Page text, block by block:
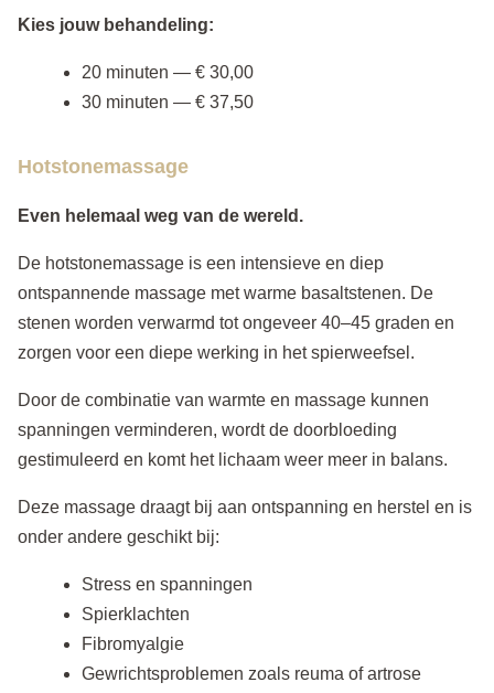
Kies jouw behandeling:
20 minuten — € 30,00
30 minuten — € 37,50
Hotstonemassage
Even helemaal weg van de wereld.
De hotstonemassage is een intensieve en diep
ontspannende massage met warme basaltstenen. De
stenen worden verwarmd tot ongeveer 40–45 graden en
zorgen voor een diepe werking in het spierweefsel.
Door de combinatie van warmte en massage kunnen
spanningen verminderen, wordt de doorbloeding
gestimuleerd en komt het lichaam weer meer in balans.
Deze massage draagt bij aan ontspanning en herstel en is
onder andere geschikt bij:
Stress en spanningen
Spierklachten
Fibromyalgie
Gewrichtsproblemen zoals reuma of artrose